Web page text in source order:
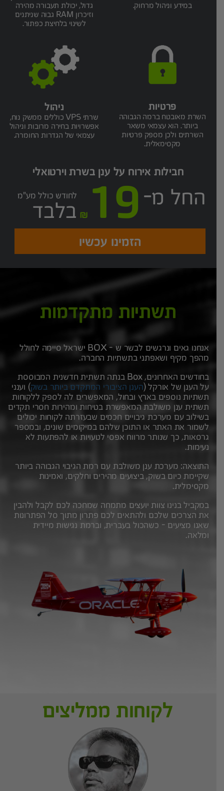
במידע וניהול מרחוק.
גדול, יכולת תעבורה מהירה
וזיכרון RAM גבוה שניתנים
לשינוי בלחיצת כפתור.
פרטיות
השרת מאובטח ברמה הגבוהה
ביותר. הוא עצמאי משאר
השרתים ולכן מספק פרטיות
מקסימאלית.
ניהול
שרתי VPS כוללים ממשק נוח,
אפשרויות בחירה מרובות וניהול
עצמאי של הגדרות החומרה.
חבילות אירוח על ענן בשרת וירטואלי
החל מ- 19 לחודש כולל מע"מ
בלבד
הזמינו עכשיו
תשתיות מתקדמות
אנחנו גאים ונרגשים לבשר ש - BOX ישראל סיימה לחולל
מהפך מקיף ושאפתני בתשתיות החברה.
בחודשים האחרונים, Box בנתה תשתית חדשנית המבוססת
על הענן של אורקל (הענן הציבורי המתקדם ביותר בשוק) וענני
תשתיות נוספים בארץ ובחול, המאפשרים לה לספק ללקוחות
תשתית ענן משולבת המאפשרת בטיחות ומהירות חסרי תקדים
בשילוב עם מערכת גיבויים חכמים שבעזרתה לקוחות יכולים
לשמור את האתר או התוכן שלהם במיקומים שונים, ובמספר
גרסאות, כך שנותר מרווח אפסי לטעויות או להפתעות לא
נעימות.
התוצאה: מערכת ענן משולבת עם רמת הגיבוי הגבוהה ביותר
שקיימת כיום בשוק, ביצועים מהירים וחלקים, ואמינות
מקסימלית.
במקביל בנינו צוות יועצים מתמחה שמחכה לכם לקבל ולהבין
את הצרכים שלכם ולהתאים לכם פתרון מתוך סל הפתרונות
שאנו מציעים - כשהכול בעברית, וברמת נגישות מיידית
ומלאה.
לקוחות ממליצים